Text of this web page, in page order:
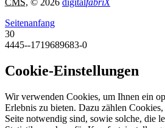
CMS, © 2026 digitalfabriX
Seitenanfang
30
4445--1719689683-0
Cookie-Einstellungen
Wir verwenden Cookies, um Ihnen ein
Erlebnis zu bieten. Dazu zählen
Seite notwendig sind, sowie solche, die